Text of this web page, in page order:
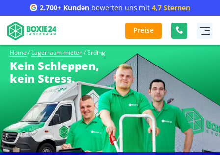
2.700+ Kunden bewerten uns mit 4,7 Sternen
Preise
Home / Lagerraum mieten/ Erding
Kein Schleppen,
kein Stress.